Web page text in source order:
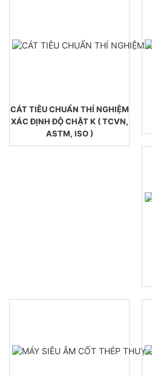
CÁT TIÊU CHUẨN THÍ NGHIỆM
XÁC ĐỊNH ĐỘ CHẶT K ( TCVN,
ASTM, ISO )